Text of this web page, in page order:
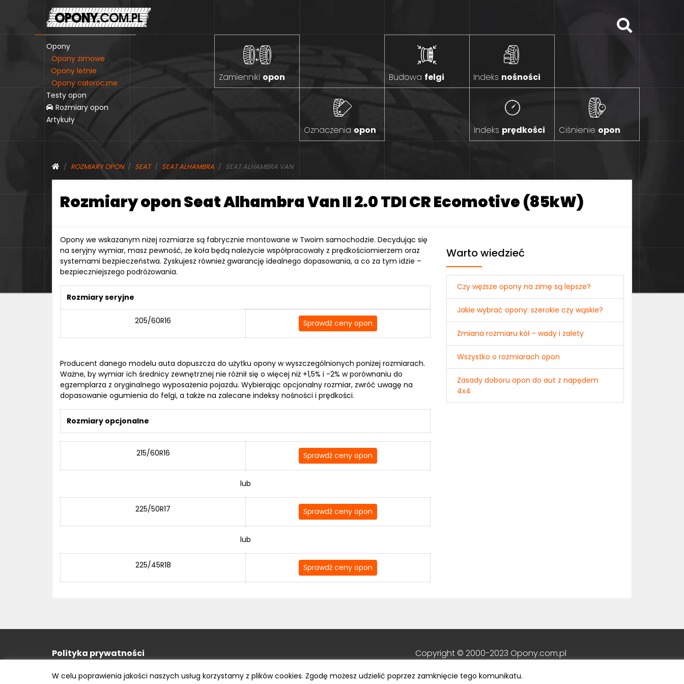
Opony
Opony zimowe
Opony letnie
Opony całoroczne
Testy opon
Rozmiary opon
Artykuły
Zamienniki opon Budowa felgi Indeks nośności
Indeks prędkości Ciśnienie opon
Oznaczenia opon
ROZMIARY OPON SEAT SEAT ALHAMBRA SEAT ALHAMBRA VAN
Rozmiary opon Seat Alhambra Van II 2.0 TDI CR Ecomotive (85kW)
Opony we wskazanym niżej rozmiarze są fabrycznie montowane w Twoim samochodzie. Decydując się
na seryjny wymiar, masz pewność, że koła będą należycie współpracowały z prędkościomierzem oraz
systemami bezpieczeństwa. Zyskujesz również gwarancję idealnego dopasowania, a co za tym idzie –
bezpieczniejszego podróżowania.
Rozmiary seryjne
205/60R16 Sprawdź ceny opon
Producent danego modelu auta dopuszcza do użytku opony w wyszczególnionych poniżej rozmiarach.
Ważne, by wymiar ich średnicy zewnętrznej nie różnił się o więcej niż +1,5% i -2% w porównaniu do
egzemplarza z oryginalnego wyposażenia pojazdu. Wybierając opcjonalny rozmiar, zwróć uwagę na
dopasowanie ogumienia do felgi, a także na zalecane indeksy nośności i prędkości.
Rozmiary opcjonalne
215/60R16 Sprawdź ceny opon
lub
225/50R17 Sprawdź ceny opon
lub
225/45R18 Sprawdź ceny opon
Warto wiedzieć
Czy węższe opony na zimę są lepsze?
Jakie wybrać opony: szerokie czy wąskie?
Zmiana rozmiaru kół - wady i zalety
Wszystko o rozmiarach opon
Zasady doboru opon do aut z napędem
4x4
Polityka prywatności
Copyright © 2000-2023 Opony.com.pl
W celu poprawienia jakości naszych usług korzystamy z plików cookies. Zgodę możesz udzielić poprzez zamknięcie tego komunikatu.